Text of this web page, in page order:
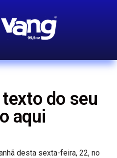
do seu
aqui
desta sexta-feira, 22, no